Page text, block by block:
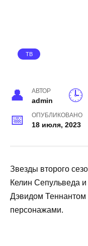
ТВ
АВТОР
admin
ОПУБЛИКОВАНО
18 июля, 2023
Звезды второго
Келин Сепульведа​​​​​​​
Дэвидом
персонажами.